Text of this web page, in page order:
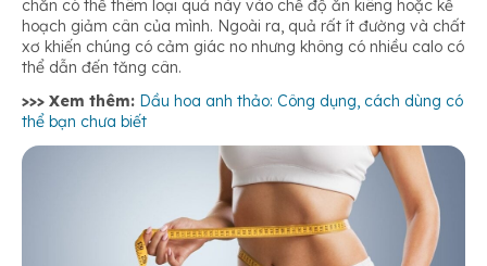
chắn có thể thêm loại quả này vào chế độ ăn kiêng hoặc kế
hoạch giảm cân của mình. Ngoài ra, quả rất ít đường và chất
xơ khiến chúng có cảm giác no nhưng không có nhiều calo có
thể dẫn đến tăng cân.
>>> Xem thêm: Dầu hoa anh thảo: Công dụng, cách dùng có
thể bạn chưa biết